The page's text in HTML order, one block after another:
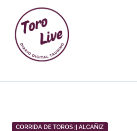
contenido
CORRIDA DE TOROS || ALCAÑIZ